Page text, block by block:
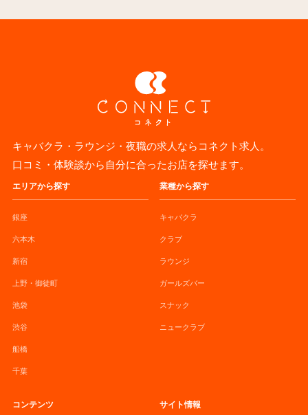
キャバクラ・ラウンジ・夜職の求人ならコネクト求人。
口コミ・体験談から自分に合ったお店を探せます。
エリアから探す
銀座
六本木
新宿
上野・御徒町
池袋
渋谷
船橋
千葉
業種から探す
キャバクラ
クラブ
ラウンジ
ガールズバー
スナック
ニュークラブ
コンテンツ サイト情報